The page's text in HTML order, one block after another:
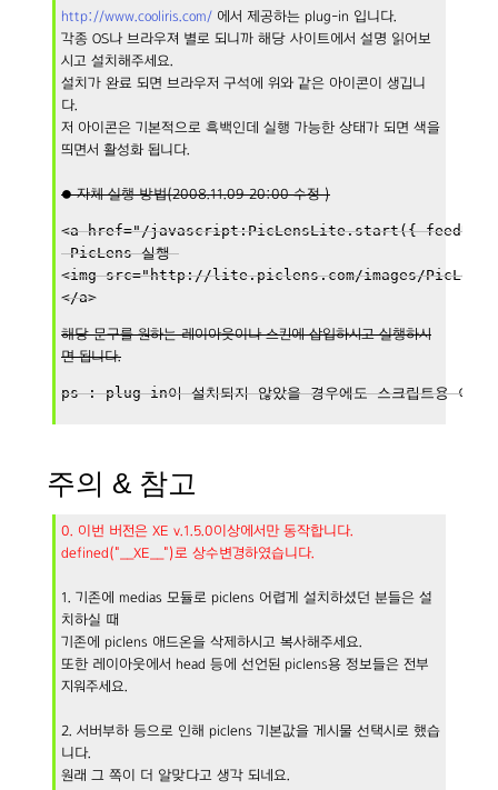
http://www.cooliris.com/ 에서 제공하는 plug-in 입니다.
각종 OS나 브라우져 별로 되니까 해당 사이트에서 설명 읽어보
시고 설치해주세요.
설치가 완료 되면 브라우저 구석에 위와 같은 아이콘이 생깁니
다.
저 아이콘은 기본적으로 흑백인데 실행 가능한 상태가 되면 색을
띄면서 활성화 됩니다.
● 자체 실행 방법(2008.11.09 20:00 수정 )
<a href="/javascript:PicLensLite.start({
PicLens 실행
<img src="http://lite.piclens.com/images/
</a>
해당 문구를 원하는 레이아웃이나 스킨에 삽입하시고 실행하시
면 됩니다.
ps : plug-in이 설치되지 않았을 경우에도 스크립트용 이미
주의 & 참고
0. 이번 버전은 XE v.1.5.0이상에서만 동작합니다.
defined("__XE__")로 상수변경하였습니다.
1. 기존에 medias 모듈로 piclens 어렵게 설치하셨던 분들은 설
치하실 때
기존에 piclens 애드온을 삭제하시고 복사해주세요.
또한 레이아웃에서 head 등에 선언된 piclens용 정보들은 전부
지워주세요.
2. 서버부하 등으로 인해 piclens 기본값을 게시물 선택시로 했습
니다.
원래 그 쪽이 더 알맞다고 생각 되네요.